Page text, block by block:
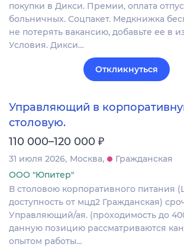
покупки в Дикси. Премии, оплата
больничных. Соцпакет. Медкнижка
не потерять вакансию, добавьте ее в
Условия. Дикси…
Откликнуться
Управляющий в
столовую.
110 000–120 000 ₽
31 июля 2026 Москва
Гражданская
ООО "Юпитер"
В столовою корпоративного питания
доступность от мцд2 Гражданская)
Управляющий/ая. (проходимость до
данную позицию рассматриваются
опытом работы…